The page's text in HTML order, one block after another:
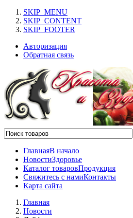
SKIP_MENU
SKIP_CONTENT
SKIP_FOOTER
Авторизация
Обратная связь
ГлавнаяВ начало
НовостиЗдоровье
Каталог товаровПродукция
Свяжитесь с намиКонтакты
Карта сайта
Главная
Новости